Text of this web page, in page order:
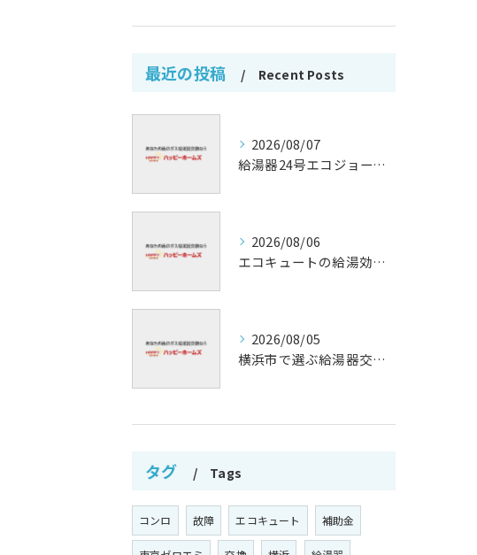
最近の投稿 Recent Posts
2026/08/07
給湯器24号エコジョーズの省エネ技術解説
2026/08/06
エコキュートの給湯効率と省エネ効果
2026/08/05
横浜市で選ぶ給湯器交換の口コミ分析
タグ Tags
コンロ 故障 エコキュート 補助金